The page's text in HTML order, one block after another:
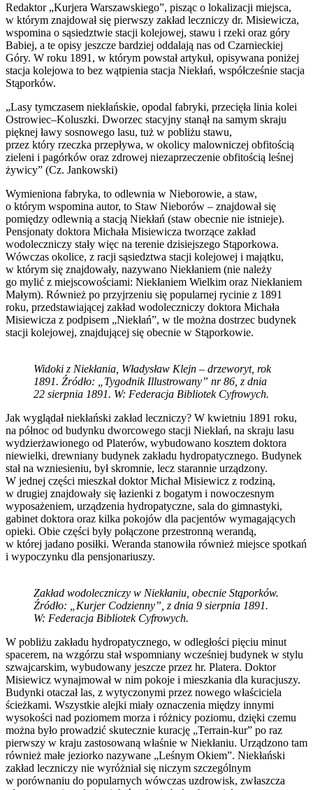
Redaktor „Kurjera Warszawskiego”, pisząc o lokalizacji miejsca,
w którym znajdował się pierwszy zakład leczniczy dr. Misiewicza,
wspomina o sąsiedztwie stacji kolejowej, stawu i rzeki oraz góry
Babiej, a te opisy jeszcze bardziej oddalają nas od Czarnieckiej
Góry. W roku 1891, w którym powstał artykuł, opisywana poniżej
stacja kolejowa to bez wątpienia stacja Niekłań, współcześnie stacja
Stąporków.
„Lasy tymczasem niekłańskie, opodal fabryki, przecięła linia kolei
Ostrowiec–Koluszki. Dworzec stacyjny stanął na samym skraju
pięknej ławy sosnowego lasu, tuż w pobliżu stawu,
przez który rzeczka przepływa, w okolicy malowniczej obfitością
zieleni i pagórków oraz zdrowej niezaprzeczenie obfitością leśnej
żywicy” (Cz. Jankowski)
Wymieniona fabryka, to odlewnia w Nieborowie, a staw,
o którym wspomina autor, to Staw Nieborów – znajdował się
pomiędzy odlewnią a stacją Niekłań (staw obecnie nie istnieje).
Pensjonaty doktora Michała Misiewicza tworzące zakład
wodoleczniczy stały więc na terenie dzisiejszego Stąporkowa.
Wówczas okolice, z racji sąsiedztwa stacji kolejowej i majątku,
w którym się znajdowały, nazywano Niekłaniem (nie należy
go mylić z miejscowościami: Niekłaniem Wielkim oraz Niekłaniem
Małym). Również po przyjrzeniu się popularnej rycinie z 1891
roku, przedstawiającej zakład wodoleczniczy doktora Michała
Misiewicza z podpisem „Niekłań”, w tle można dostrzec budynek
stacji kolejowej, znajdującej się obecnie w Stąporkowie.
Widoki z Niekłania, Władysław Klejn – drzeworyt, rok
1891. Źródło: „Tygodnik Illustrowany” nr 86, z dnia
22 sierpnia 1891. W: Federacja Bibliotek Cyfrowych.
Jak wyglądał niekłański zakład leczniczy? W kwietniu 1891 roku,
na północ od budynku dworcowego stacji Niekłań, na skraju lasu
wydzierżawionego od Platerów, wybudowano kosztem doktora
niewielki, drewniany budynek zakładu hydropatycznego. Budynek
stał na wzniesieniu, był skromnie, lecz starannie urządzony.
W jednej części mieszkał doktor Michał Misiewicz z rodziną,
w drugiej znajdowały się łazienki z bogatym i nowoczesnym
wyposażeniem, urządzenia hydropatyczne, sala do gimnastyki,
gabinet doktora oraz kilka pokojów dla pacjentów wymagających
opieki. Obie części były połączone przestronną werandą,
w której jadano posiłki. Weranda stanowiła również miejsce spotkań
i wypoczynku dla pensjonariuszy.
Zakład wodoleczniczy w Niekłaniu, obecnie Stąporków.
Źródło: „Kurjer Codzienny”, z dnia 9 sierpnia 1891.
W: Federacja Bibliotek Cyfrowych.
W pobliżu zakładu hydropatycznego, w odległości pięciu minut
spacerem, na wzgórzu stał wspomniany wcześniej budynek w stylu
szwajcarskim, wybudowany jeszcze przez hr. Platera. Doktor
Misiewicz wynajmował w nim pokoje i mieszkania dla kuracjuszy.
Budynki otaczał las, z wytyczonymi przez nowego właściciela
ścieżkami. Wszystkie alejki miały oznaczenia między innymi
wysokości nad poziomem morza i różnicy poziomu, dzięki czemu
można było prowadzić skutecznie kurację „Terrain-kur” po raz
pierwszy w kraju zastosowaną właśnie w Niekłaniu. Urządzono tam
również małe jeziorko nazywane „Leśnym Okiem”. Niekłański
zakład leczniczy nie wyróżniał się niczym szczególnym
w porównaniu do popularnych wówczas uzdrowisk, zwłaszcza